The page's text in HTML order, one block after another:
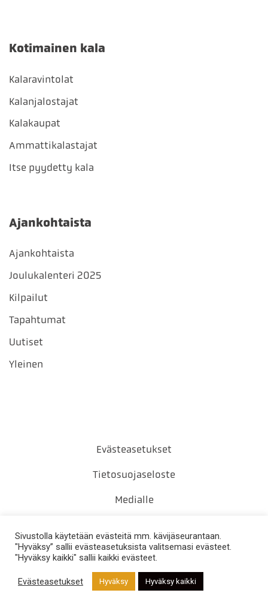
Kotimainen kala
Kalaravintolat
Kalanjalostajat
Kalakaupat
Ammattikalastajat
Itse pyydetty kala
Ajankohtaista
Ajankohtaista
Joulukalenteri 2025
Kilpailut
Tapahtumat
Uutiset
Yleinen
Evästeasetukset
Tietosuojaseloste
Medialle
DESIGN BY DIGITAALI
Sivustolla käytetään evästeitä mm. kävijäseurantaan.
"Hyväksy” sallii evästeasetuksista valitsemasi evästeet.
"Hyväksy kaikki" sallii kaikki evästeet.
Evästeasetukset Hyväksy Hyväksy kaikki